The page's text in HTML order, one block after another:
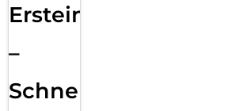
Ersteinrichtung
–
Schnelle